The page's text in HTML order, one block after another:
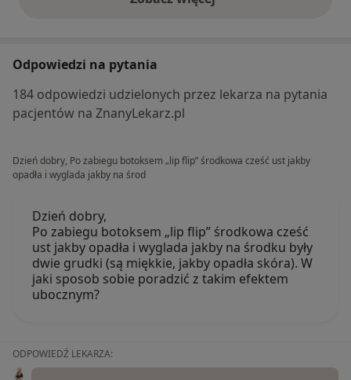
opinie powyżej
Odpowiedzi na pytania
184 odpowiedzi udzielonych przez lekarza na pytania
pacjentów na ZnanyLekarz.pl
Dzień dobry, Po zabiegu botoksem „lip flip” środkowa cześć ust jakby
opadła i wyglada jakby na środ
Dzień dobry,
Po zabiegu botoksem „lip flip” środkowa cześć
ust jakby opadła i wyglada jakby na środku były
dwie grudki (są miękkie, jakby opadła skóra). W
jaki sposob sobie poradzić z takim efektem
ubocznym?
ODPOWIEDŹ LEKARZA: